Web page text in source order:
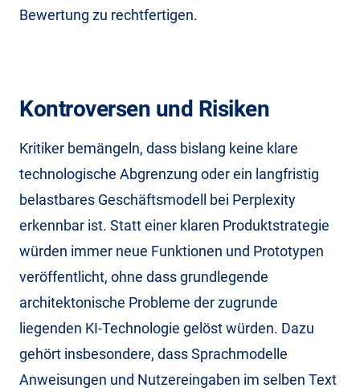
Bewertung zu rechtfertigen.
Kontroversen und Risiken
Kritiker bemängeln, dass bislang keine klare
technologische Abgrenzung oder ein langfristig
belastbares Geschäftsmodell bei Perplexity
erkennbar ist. Statt einer klaren Produktstrategie
würden immer neue Funktionen und Prototypen
veröffentlicht, ohne dass grundlegende
architektonische Probleme der zugrunde
liegenden KI-Technologie gelöst würden. Dazu
gehört insbesondere, dass Sprachmodelle
Anweisungen und Nutzereingaben im selben Text